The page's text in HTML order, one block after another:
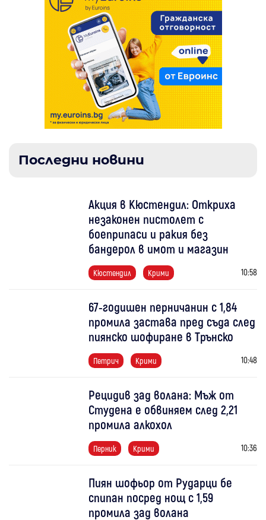
Последни новини
Акция в Кюстендил: Откриха
незаконен пистолет с
боеприпаси и ракия без
бандерол в имот и магазин
Кюстендил Крими 10:58
67-годишен перничанин с 1,84
промила застава пред съда след
пиянско шофиране в Трънско
Петрич Крими 10:48
Рецидив зад волана: Мъж от
Студена е обвиняем след 2,21
промила алкохол
Перник Крими 10:36
Пиян шофьор от Рударци бе
спипан посред нощ с 1,59
промила зад волана